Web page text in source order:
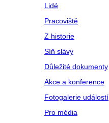
Lidé
Pracoviště
Z historie
Síň slávy
Důležité dokumenty
Akce a konference
Fotogalerie událostí
Pro média